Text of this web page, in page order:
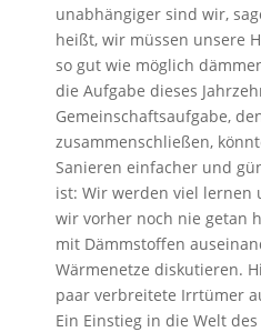
unabhängiger sind wir,
heißt, wir müssen unsere
so gut wie möglich
die Aufgabe dieses
Gemeinschaftsaufgabe,
zusammenschließen,
Sanieren einfacher und
ist: Wir werden viel lernen
wir vorher noch nie getan
mit Dämmstoffen
Wärmenetze diskutieren.
paar verbreitete Irrtümer
Ein Einstieg in die Welt